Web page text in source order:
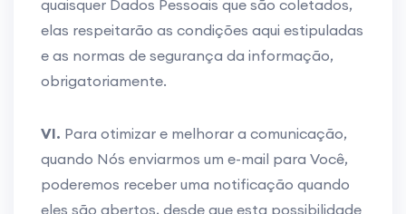
quaisquer Dados Pessoais que são coletados,
elas respeitarão as condições aqui estipuladas
e as normas de segurança da informação,
obrigatoriamente.
VI. Para otimizar e melhorar a comunicação,
quando Nós enviarmos um e-mail para Você,
poderemos receber uma notificação quando
eles são abertos, desde que esta possibilidade